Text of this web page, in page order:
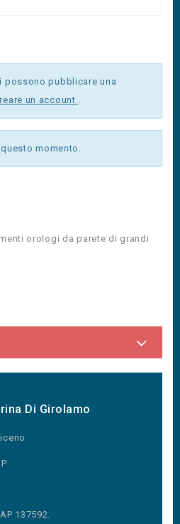
pubblicare una
un account
momento.
orologi da parete di grandi
Di Girolamo
137592.